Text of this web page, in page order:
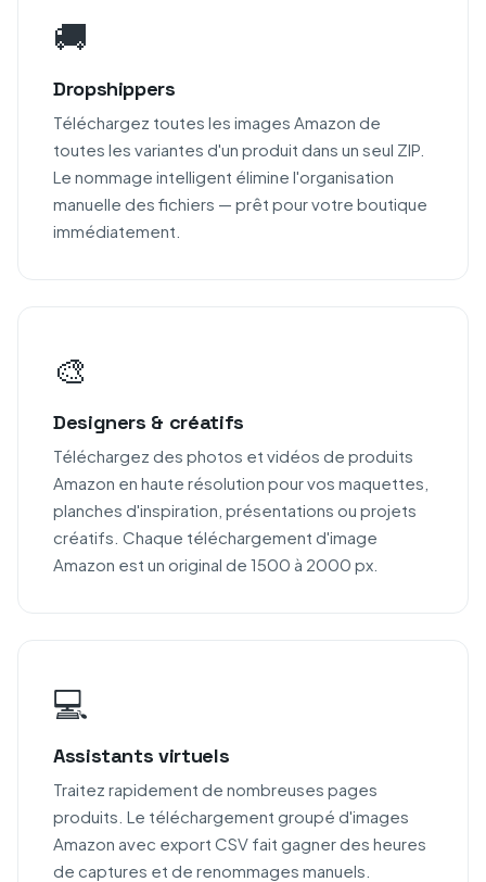
🚚
Dropshippers
Téléchargez toutes les images Amazon de
toutes les variantes d'un produit dans un seul ZIP.
Le nommage intelligent élimine l'organisation
manuelle des fichiers — prêt pour votre boutique
immédiatement.
🎨
Designers & créatifs
Téléchargez des photos et vidéos de produits
Amazon en haute résolution pour vos maquettes,
planches d'inspiration, présentations ou projets
créatifs. Chaque téléchargement d'image
Amazon est un original de 1500 à 2000 px.
💻
Assistants virtuels
Traitez rapidement de nombreuses pages
produits. Le téléchargement groupé d'images
Amazon avec export CSV fait gagner des heures
de captures et de renommages manuels.